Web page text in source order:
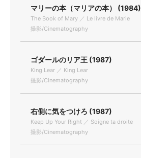
マリーの本（マリアの本） (1984)
The Book of Mary ／ Le livre de Marie
撮影/Cinematography
ゴダールのリア王 (1987)
King Lear ／ King Lear
撮影/Cinematography
右側に気をつけろ (1987)
Keep Up Your Right ／ Soigne ta droite
撮影/Cinematography